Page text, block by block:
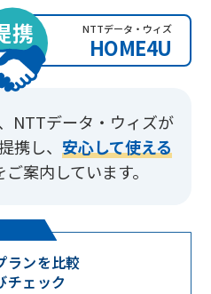
NTTデータ・ウィズ
HOME4U
携
NTTデータ・ウィズが
携し、 安心して使える
ご案内しています。
ランを比較
チェック